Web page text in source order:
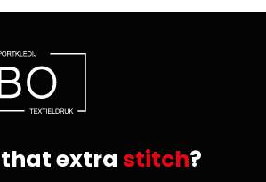
extra stitch?